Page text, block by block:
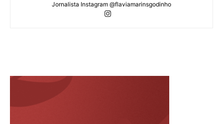
Jornalista Instagram @flaviamarinsgodinho